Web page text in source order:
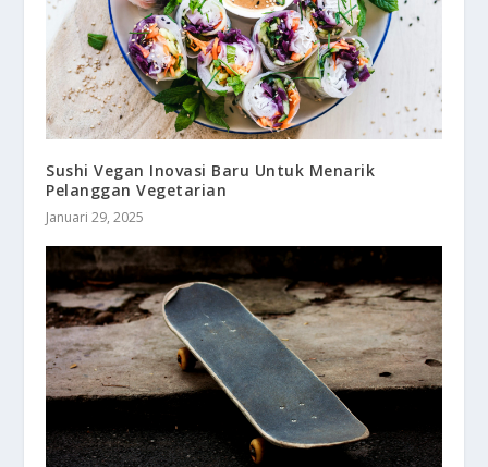
Sushi Vegan Inovasi Baru Untuk Menarik
Pelanggan Vegetarian
Januari 29, 2025